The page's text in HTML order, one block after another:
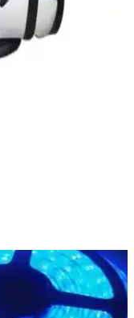
ve Dragon Yakuza
yorumları, malzeme,
hangisi daha uygun